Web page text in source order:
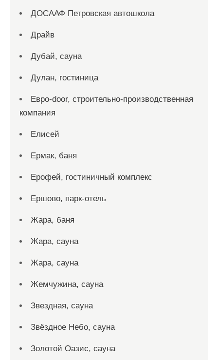
ДОСААФ Петровская автошкола
Драйв
Дубай, сауна
Дулан, гостиница
Евро-door, строительно-производственная
компания
Елисей
Ермак, баня
Ерофей, гостиничный комплекс
Ершово, парк-отель
Жара, баня
Жара, сауна
Жара, сауна
Жемчужина, сауна
Звездная, сауна
Звёздное Небо, сауна
Золотой Оазис, сауна